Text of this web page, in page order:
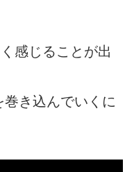
感じることが出
き込んでいくに